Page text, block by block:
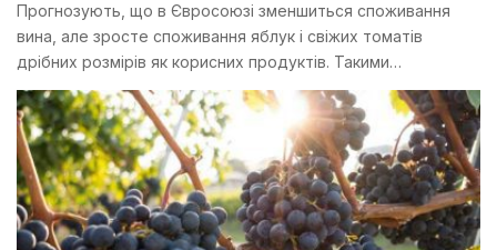
Прогнозують, що в Євросоюзі зменшиться споживання
вина, але зросте споживання яблук і свіжих томатів
дрібних розмірів як корисних продуктів. Такими…